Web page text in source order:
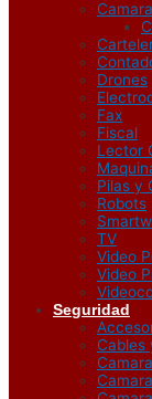
Drones
Fax
Fiscal
Lector
Pilas y
Robots
TV
Video
Video
Seguridad
Cables